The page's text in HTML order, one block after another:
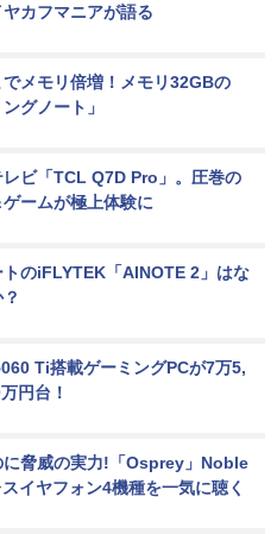
カフマニアが語る
メモリ倍増！メモリ32GBの
グノート」
ビ「TCL Q7D Pro」。圧巻の
ームが極上体験に
のiFLYTEK「AINOTE 2」はな
Ti搭載ゲーミングPCが7万5,
円台！
に脅威の実力!「Osprey」Noble
イヤフォン4機種を一気に聴く